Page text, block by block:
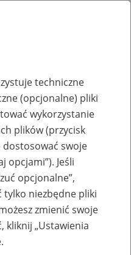
lub
pracy
techniczne
(opcjonalne) pliki
wykorzystanie
plików (przycisk
dostosować swoje
opcjami”). Jeśli
opcjonalne”,
tylko niezbędne pliki
zmienić swoje
kliknij „Ustawienia